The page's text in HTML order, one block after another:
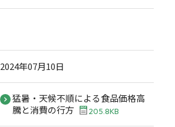
2024年07月10日
猛暑・天候不順による食品価格高
騰と消費の行方
205.8KB